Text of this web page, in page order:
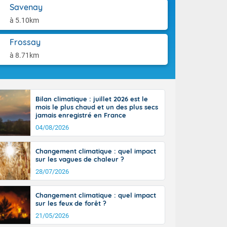
Savenay
à 5.10km
Frossay
à 8.71km
jusque
la Corse
le
des
En
en
d'après-
jour, le
au sud,
hausse, en
quasi-
et même
Bilan climatique : juillet 2026 est le
mois le plus chaud et un des plus secs
jamais enregistré en France
04/08/2026
Changement climatique : quel impact
sur les vagues de chaleur ?
28/07/2026
Changement climatique : quel impact
sur les feux de forêt ?
21/05/2026